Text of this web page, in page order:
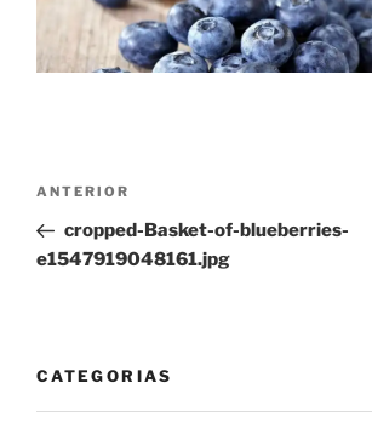
Navegação
artigos
Conteúdo
anterior
ANTERIOR
cropped-Basket-of-blueberries-
e1547919048161.jpg
CATEGORIAS